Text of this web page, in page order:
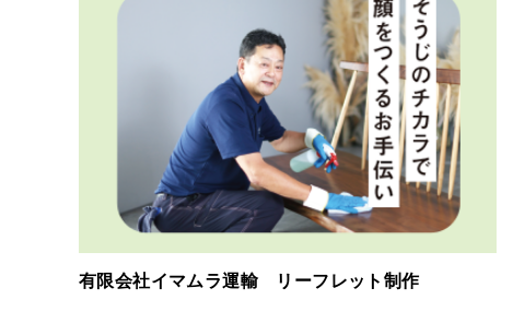
有限会社イマムラ運輸 リーフレット制作